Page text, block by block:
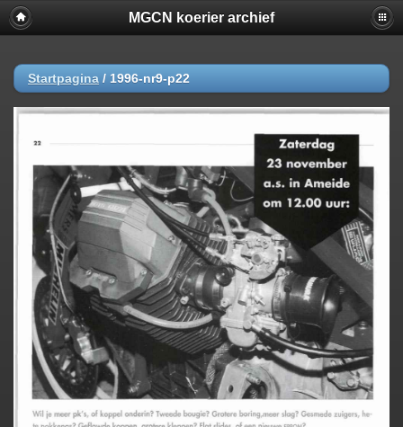
MGCN koerier archief
Startpagina / 1996-nr9-p22